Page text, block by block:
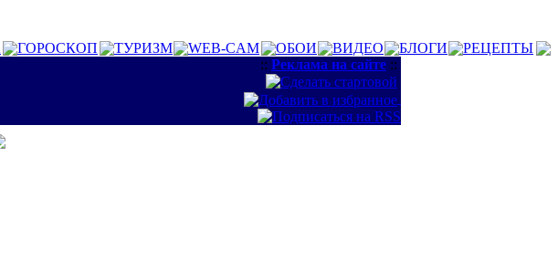
ГОРОСКОП ТУРИЗМ WEB-CAM ОБОИ ВИДЕО БЛОГИ
РЕЦЕПТЫ
:: Реклама на сайте ::